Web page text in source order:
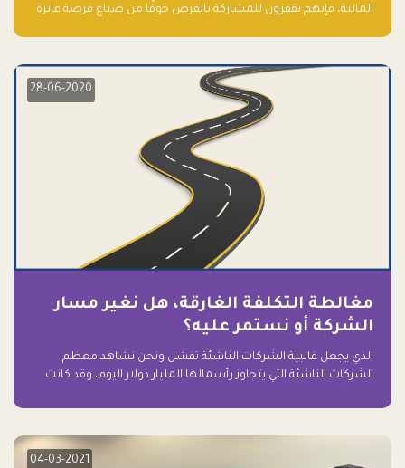
المالية، فإنهم يقفزون للمشاركة بالفرص خوفًا من ضياع فرصة عابرة
28-06-2020
مغالطة التكلفة الغارقة، هل نغير مسار
الشركة أو نستمر عليه؟
الذي يجعل غالبية الشركات الناشئة تفشل ونحن نشاهد معظم
الشركات الناشئة التي يتجاوز رأسمالها المليار دولار اليوم، وقد كانت
04-03-2021